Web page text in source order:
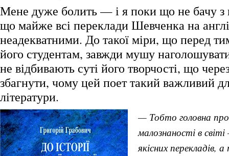
Мене дуже болить — і я поки що не бачу
що майже всі переклади Шевченка на
неадекватними. До такої міри, що перед
його студентам, завжди мушу
не відбивають суті його творчості, що
збагнути, чому цей поет такий важливий
літератури.
— Тобто головна
малознаності в
якісних перекладів,